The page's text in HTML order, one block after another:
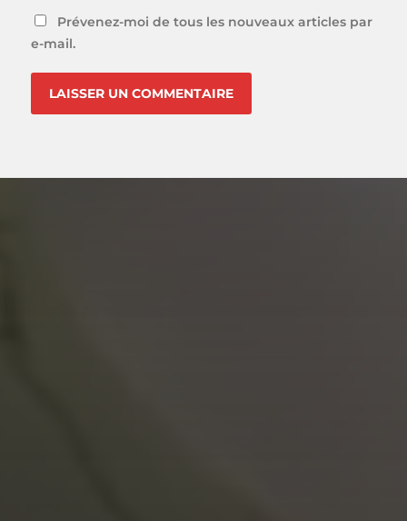
Prévenez-moi de tous les nouveaux articles par
e-mail.